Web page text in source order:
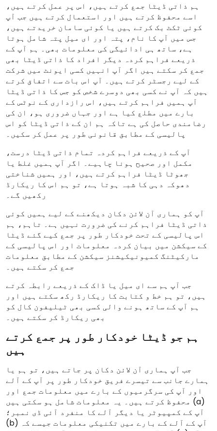
ہم ذاتی ڈیٹا جمع کرتے ہیں، اس پر عمل کرتے ہیں،
اسے محفوظ کرتے ہیں اور استعمال کرتے ہیں جب آپ
کوئی ٹکٹ بک کرتے ہیں یا کوئی سامان خریدتے ہیں،
جس میں آپ کا نام، پتہ اور ای میل پتہ شامل ہوتا
ہے، ساتھ ہی ادائیگی کی معلومات بھی۔ ہم آپ کے
ذریعے فراہم کردہ دیگر افراد کا ذاتی ڈیٹا بھی
جمع کر سکتے ہیں اگر آپ انہیں کسی ایونٹ میں شرکت
کے لیے رجسٹر کرتے ہیں۔ آپ اس بات سے اتفاق کرتے
ہیں کہ آپ نے کسی بھی دوسرے شخص کو جس کا ذاتی ڈیٹا
آپ ہمیں فراہم کرتے ہیں، اس رازداری کے نوٹس کے
بارے میں مطلع کیا ہے اور جہاں ضروری ہو، ان کی
رضامندی حاصل کی ہے تاکہ ہم ان کے ذاتی ڈیٹا کو اس
پالیسی کے مطابق قانونی طور پر عمل کر سکیں۔
آپ کے ذریعے فراہم کردہ تمام ذاتی ڈیٹا درست،
مکمل اور صحیح ہونا چاہیے۔ اگر آپ ہمیں غلط یا
جھوٹا ڈیٹا فراہم کرتے ہیں، اور ہمیں شناختی
دھوکہ دہی کا شبہ ہوتا ہے، تو ہم اس کا ریکارڈ
رکھیں گے۔
آپ کو ہماری آن لائن دکان دیکھنے کے لیے ہمیں کوئی
ذاتی ڈیٹا فراہم کرنے کی ضرورت نہیں ہے۔ تاہم، ہم
اس پالیسی کے تحت خودکار طور پر جمع کیے گئے ڈیٹا
کے سیکشن میں بیان کردہ معلومات اور اس پالیسی کے
مارکیٹنگ کمیونیکیشنز سیکشن کے مطابق معلومات
جمع کر سکتے ہیں۔
جب آپ ہم سے ای میل یا ڈاک کے ذریعے رابطہ کرتے
ہیں، تو ہم خط و کتابت کا ریکارڈ رکھ سکتے ہیں اور
ہم آپ کے ساتھ ہونے والی کسی بھی ٹیلیفون کال کو
بھی ریکارڈ کر سکتے ہیں۔
ہم جو ڈیٹا خودکار طور پر جمع کرتے
ہیں
جب آپ ہماری آن لائن دکان پر جاتے ہیں، تو ہم یا
ہمارے جانب سے تیسرے فریق خودکار طور پر آپ کے آلے
اور آپ کی سرگرمیوں کے بارے میں معلومات جمع اور
محفوظ کرتے ہیں۔ یہ معلومات شامل ہو سکتی ہیں (a)
آپ کے کمپیوٹر یا دیگر آلے کا منفرد آئی ڈی نمبر؛
(b) آپ کے آلے کے بارے میں تکنیکی معلومات جیسے کہ